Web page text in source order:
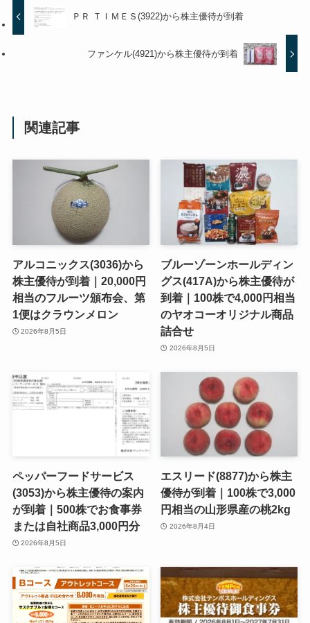
ＰＲ ＴＩＭＥＳ(3922)から株主優待が到着
ファンケル(4921)から株主優待が到着
関連記事
アルコニックス(3036)から
株主優待が到着｜20,000円
相当のフルーツ頒布会、第
1便はクラウンメロン
2026年8月5日
ブルーゾーンホールディン
グス(417A)から株主優待が
到着｜100株で4,000円相当
のヤオコーオリジナル商品
詰合せ
2026年8月5日
ペッパーフードサービス
(3053)から株主優待の案内
が到着｜500株でお食事券
または自社商品3,000円分
2026年8月5日
エスリード(8877)から株主
優待が到着｜100株で3,000
円相当の山形県産の桃2kg
2026年8月4日